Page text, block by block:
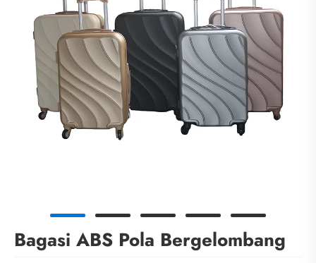
Bagasi ABS Pola Bergelombang